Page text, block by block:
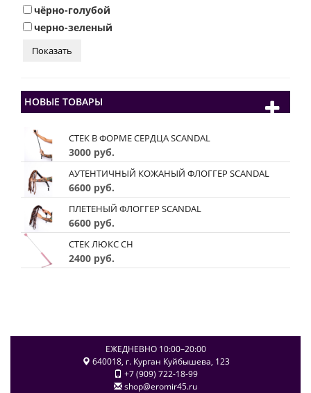
чёрно-голубой
черно-зеленый
НОВЫЕ ТОВАРЫ
СТЕК В ФОРМЕ СЕРДЦА SCANDAL
3000 руб.
АУТЕНТИЧНЫЙ КОЖАНЫЙ ФЛОГГЕР SCANDAL
6600 руб.
ПЛЕТЕНЫЙ ФЛОГГЕР SCANDAL
6600 руб.
СТЕК ЛЮКС CH
2400 руб.
ЕЖЕДНЕВНО 10:00–20:00
640018, г. Курган Куйбышева, 123
+7 (909) 722-18-99
shop@eromir45.ru